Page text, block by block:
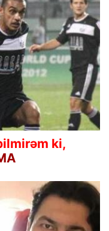
ki,